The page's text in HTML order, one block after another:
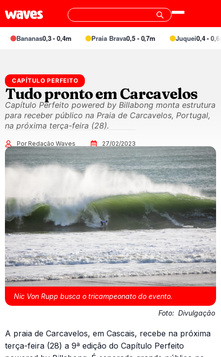
Bananas0,3 - 0,4m Praia Brava0,5 - 0,7m Juquei0,4 - 0,6m
CAPÍTULO PERFEITO
Tudo pronto em Carcavelos
Capítulo Perfeito powered by Billabong monta estrutura
para receber público na Praia de Carcavelos, Portugal,
na próxima terça-feira (28).
Por Redação Waves 27/02/2023
Nic Von Rupp busca o tricampeonato do evento.
Foto: Divulgação
A praia de Carcavelos, em Cascais, recebe na próxima
terça-feira (28) a 9ª edição do Capítulo Perfeito